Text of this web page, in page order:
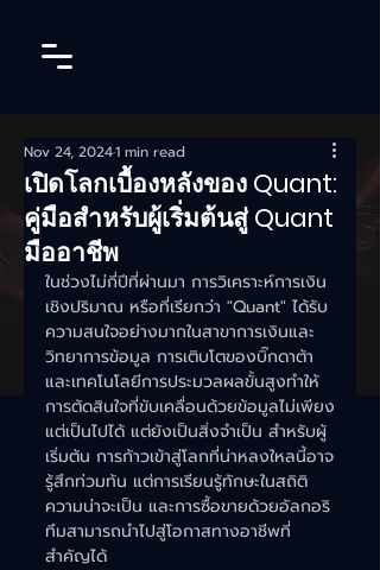
เปิดโลกเบื้องหลังของ Quant:
คู่มือสำหรับผู้เริ่มต้นสู่ Quant
มืออาชีพ
Nov 24, 20241 min read
ในช่วงไม่กี่ปีที่ผ่านมา การวิเคราะห์การเงิน
เชิงปริมาณ หรือที่เรียกว่า "Quant" ได้รับ
ความสนใจอย่างมากในสาขาการเงินและ
วิทยาการข้อมูล การเติบโตของบิ๊กดาต้า
และเทคโนโลยีการประมวลผลขั้นสูงทำให้
การตัดสินใจที่ขับเคลื่อนด้วยข้อมูลไม่เพียง
แต่เป็นไปได้ แต่ยังเป็นสิ่งจำเป็น สำหรับผู้
เริ่มต้น การก้าวเข้าสู่โลกที่น่าหลงใหลนี้อาจ
รู้สึกท่วมท้น แต่การเรียนรู้ทักษะในสถิติ
ความน่าจะเป็น และการซื้อขายด้วยอัลกอริ
ทึมสามารถนำไปสู่โอกาสทางอาชีพที่
สำคัญได้